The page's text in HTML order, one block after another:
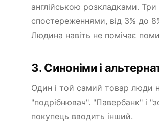
англійською розкладками.
спостереженнями, від 3% до
Людина навіть не помічає
3. Синоніми і
Один і той самий товар люди
"подрібнювач". "Павербанк" і
покупець вводить інший.